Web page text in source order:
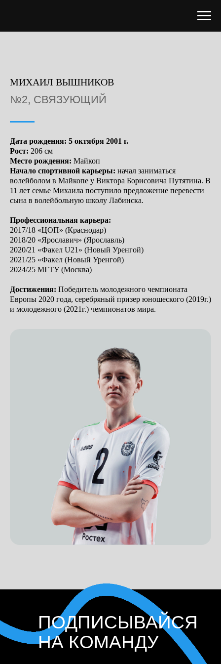
МИХАИЛ ВЫШНИКОВ
№2, СВЯЗУЮЩИЙ
Дата рождения: 5 октября 2001 г.
Рост: 206 см
Место рождения: Майкоп
Начало спортивной карьеры: начал заниматься
волейболом в Майкопе у Виктора Борисовича Путятина. В
11 лет семье Михаила поступило предложение перевести
сына в волейбольную школу Лабинска.
Профессиональная карьера:
2017/18 «ЦОП» (Краснодар)
2018/20 «Ярославич» (Ярославль)
2020/21 «Факел U21» (Новый Уренгой)
2021/25 «Факел (Новый Уренгой)
2024/25 МГТУ (Москва)
Достижения: Победитель молодежного чемпионата
Европы 2020 года, серебряный призер юношеского (2019г.)
и молодежного (2021г.) чемпионатов мира.
ПОДПИСЫВАЙСЯ
НА КОМАНДУ